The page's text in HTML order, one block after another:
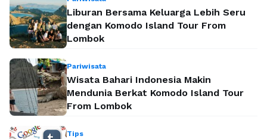
Liburan Bersama Keluarga Lebih Seru
dengan Komodo Island Tour From
Lombok
Pariwisata
Wisata Bahari Indonesia Makin
Mendunia Berkat Komodo Island Tour
From Lombok
Tips